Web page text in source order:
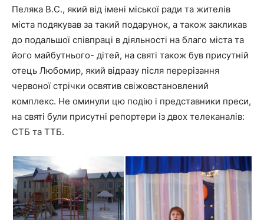
Пеляка В.С., який від імені міської ради та жителів
міста подякував за такий подарунок, а також закликав
до подальшої співпраці в діяльності на благо міста та
його майбутнього- дітей, на святі також був присутній
отець Любомир, який відразу після перерізання
червоної стрічки освятив свіжовстановлений
комплекс. Не оминули цю подію і представники преси,
на святі були присутні репортери із двох телеканалів:
СТБ та ТТБ.